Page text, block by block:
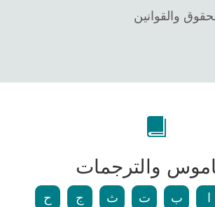
والقوانين
والترجمات
ب ت ث ج ح